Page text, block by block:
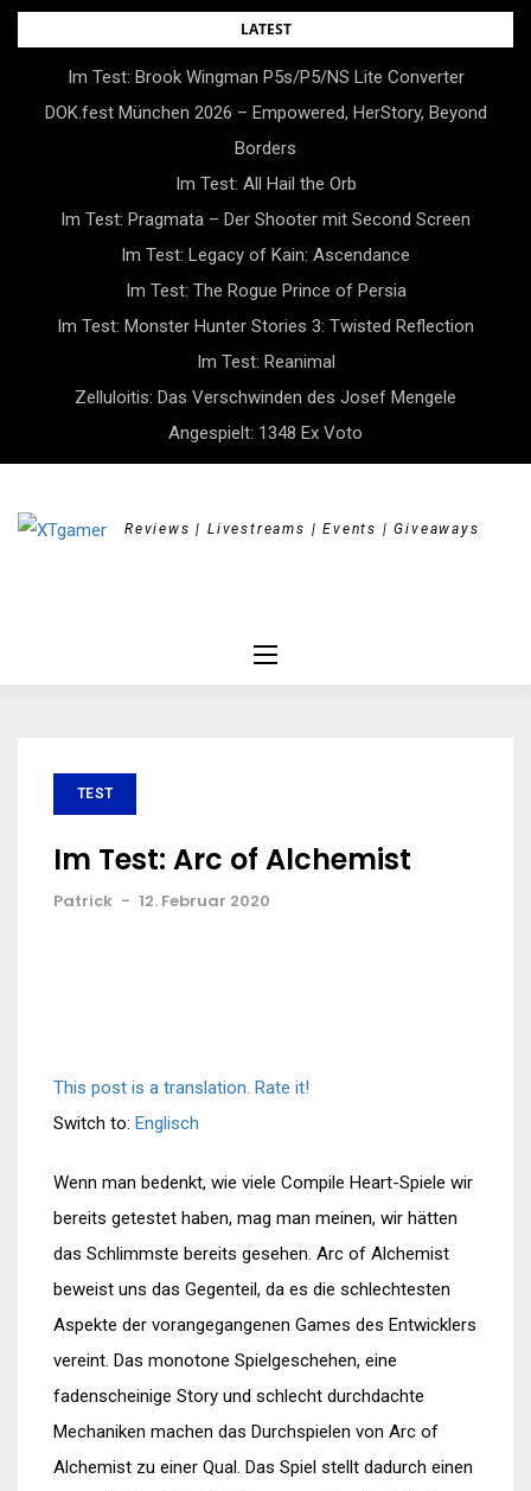
Skip
LATEST
Im Test: Brook Wingman P5s/P5/NS Lite Converter
DOK.fest München 2026 – Empowered, HerStory, Beyond
Borders
Im Test: All Hail the Orb
Im Test: Pragmata – Der Shooter mit Second Screen
Im Test: Legacy of Kain: Ascendance
Im Test: The Rogue Prince of Persia
Im Test: Monster Hunter Stories 3: Twisted Reflection
Im Test: Reanimal
Zelluloitis: Das Verschwinden des Josef Mengele
Angespielt: 1348 Ex Voto
Reviews | Livestreams | Events | Giveaways
TEST
Im Test: Arc of Alchemist
Patrick - 12. Februar 2020
This post is a translation. Rate it!
Switch to: Englisch
Wenn man bedenkt, wie viele Compile Heart-Spiele wir
bereits getestet haben, mag man meinen, wir hätten
das Schlimmste bereits gesehen. Arc of Alchemist
beweist uns das Gegenteil, da es die schlechtesten
Aspekte der vorangegangenen Games des Entwicklers
vereint. Das monotone Spielgeschehen, eine
fadenscheinige Story und schlecht durchdachte
Mechaniken machen das Durchspielen von Arc of
Alchemist zu einer Qual. Das Spiel stellt dadurch einen